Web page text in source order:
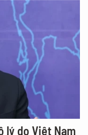
lý do Việt Nam